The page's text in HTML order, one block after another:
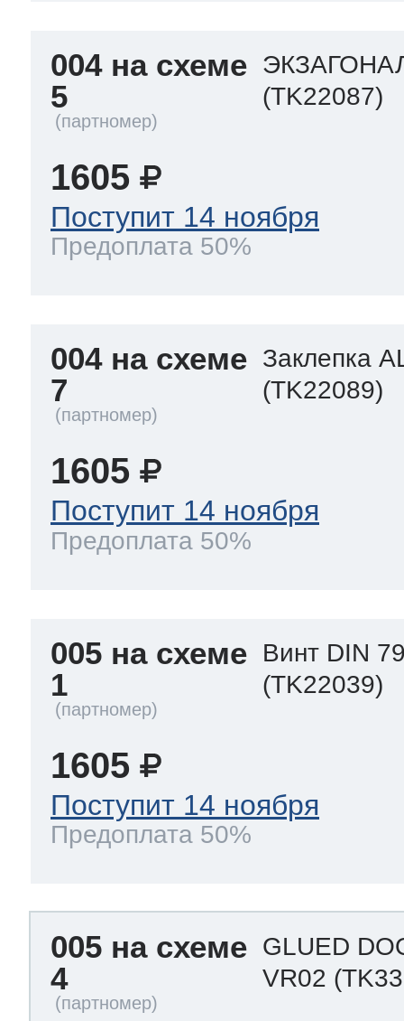
004 на схеме
5
(TK22087)
1605
Поступит 14 ноября
Предоплата 50%
004 на схеме
7
Заклепка
(TK22089)
1605
Поступит 14 ноября
Предоплата 50%
005 на схеме
1
Винт DIN
(TK22039)
1605
Поступит 14 ноября
Предоплата 50%
005 на схеме
4
GLUED
VR02